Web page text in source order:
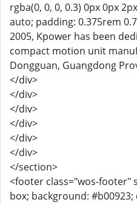
rgba(0, 0, 0, 0.3) 0px 0px
auto; padding: 0.375rem
2005, Kpower has been
compact motion unit
Dongguan, Guangdong
</div>
</div>
</div>
</div>
</div>
</div>
</section>
<footer class="wos-footer"
box; background: